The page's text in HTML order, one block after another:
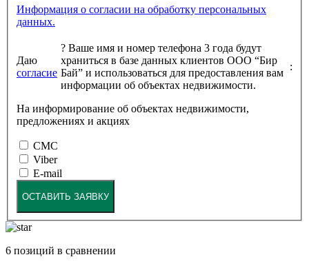
Информация о согласии на обработку персональных
данных.
Даю
согласие
? Ваше имя и номер телефона 3 года будут
храниться в базе данных клиентов ООО “Бир
Бай” и использоваться для предоставления вам
информации об объектах недвижимости.
:
На информирование об объектах недвижимости,
предложениях и акциях
СМС
Viber
E-mail
ОСТАВИТЬ ЗАЯВКУ
6 позиций в сравнении